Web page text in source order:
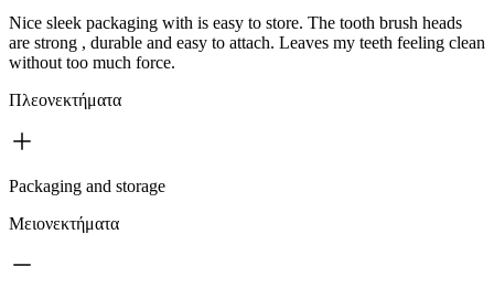
Nice sleek packaging with is easy to store. The tooth brush heads
are strong , durable and easy to attach. Leaves my teeth feeling clean
without too much force.
Πλεονεκτήματα
Packaging and storage
Μειονεκτήματα